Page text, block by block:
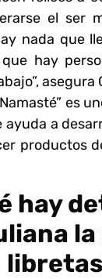
el ser
nada que
hay
asegura
es
ayuda a
productos
hay
la